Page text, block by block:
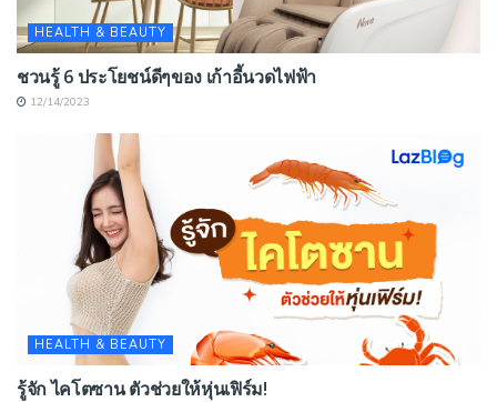
HEALTH & BEAUTY
ชวนรู้ 6 ประโยชน์ดีๆของ เก้าอี้นวดไฟฟ้า
12/14/2023
HEALTH & BEAUTY
รู้จัก ไคโตซาน ตัวช่วยให้หุ่นเฟิร์ม!